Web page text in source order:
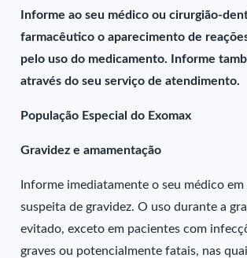
Informe ao seu médico ou cirurgião-
farmacêutico o aparecimento de
pelo uso do medicamento. Informe
através do seu serviço de atendimento.
População Especial do Exomax
Gravidez e amamentação
Informe imediatamente o seu médico em
suspeita de gravidez. O uso durante a
evitado, exceto em pacientes com
graves ou potencialmente fatais, nas